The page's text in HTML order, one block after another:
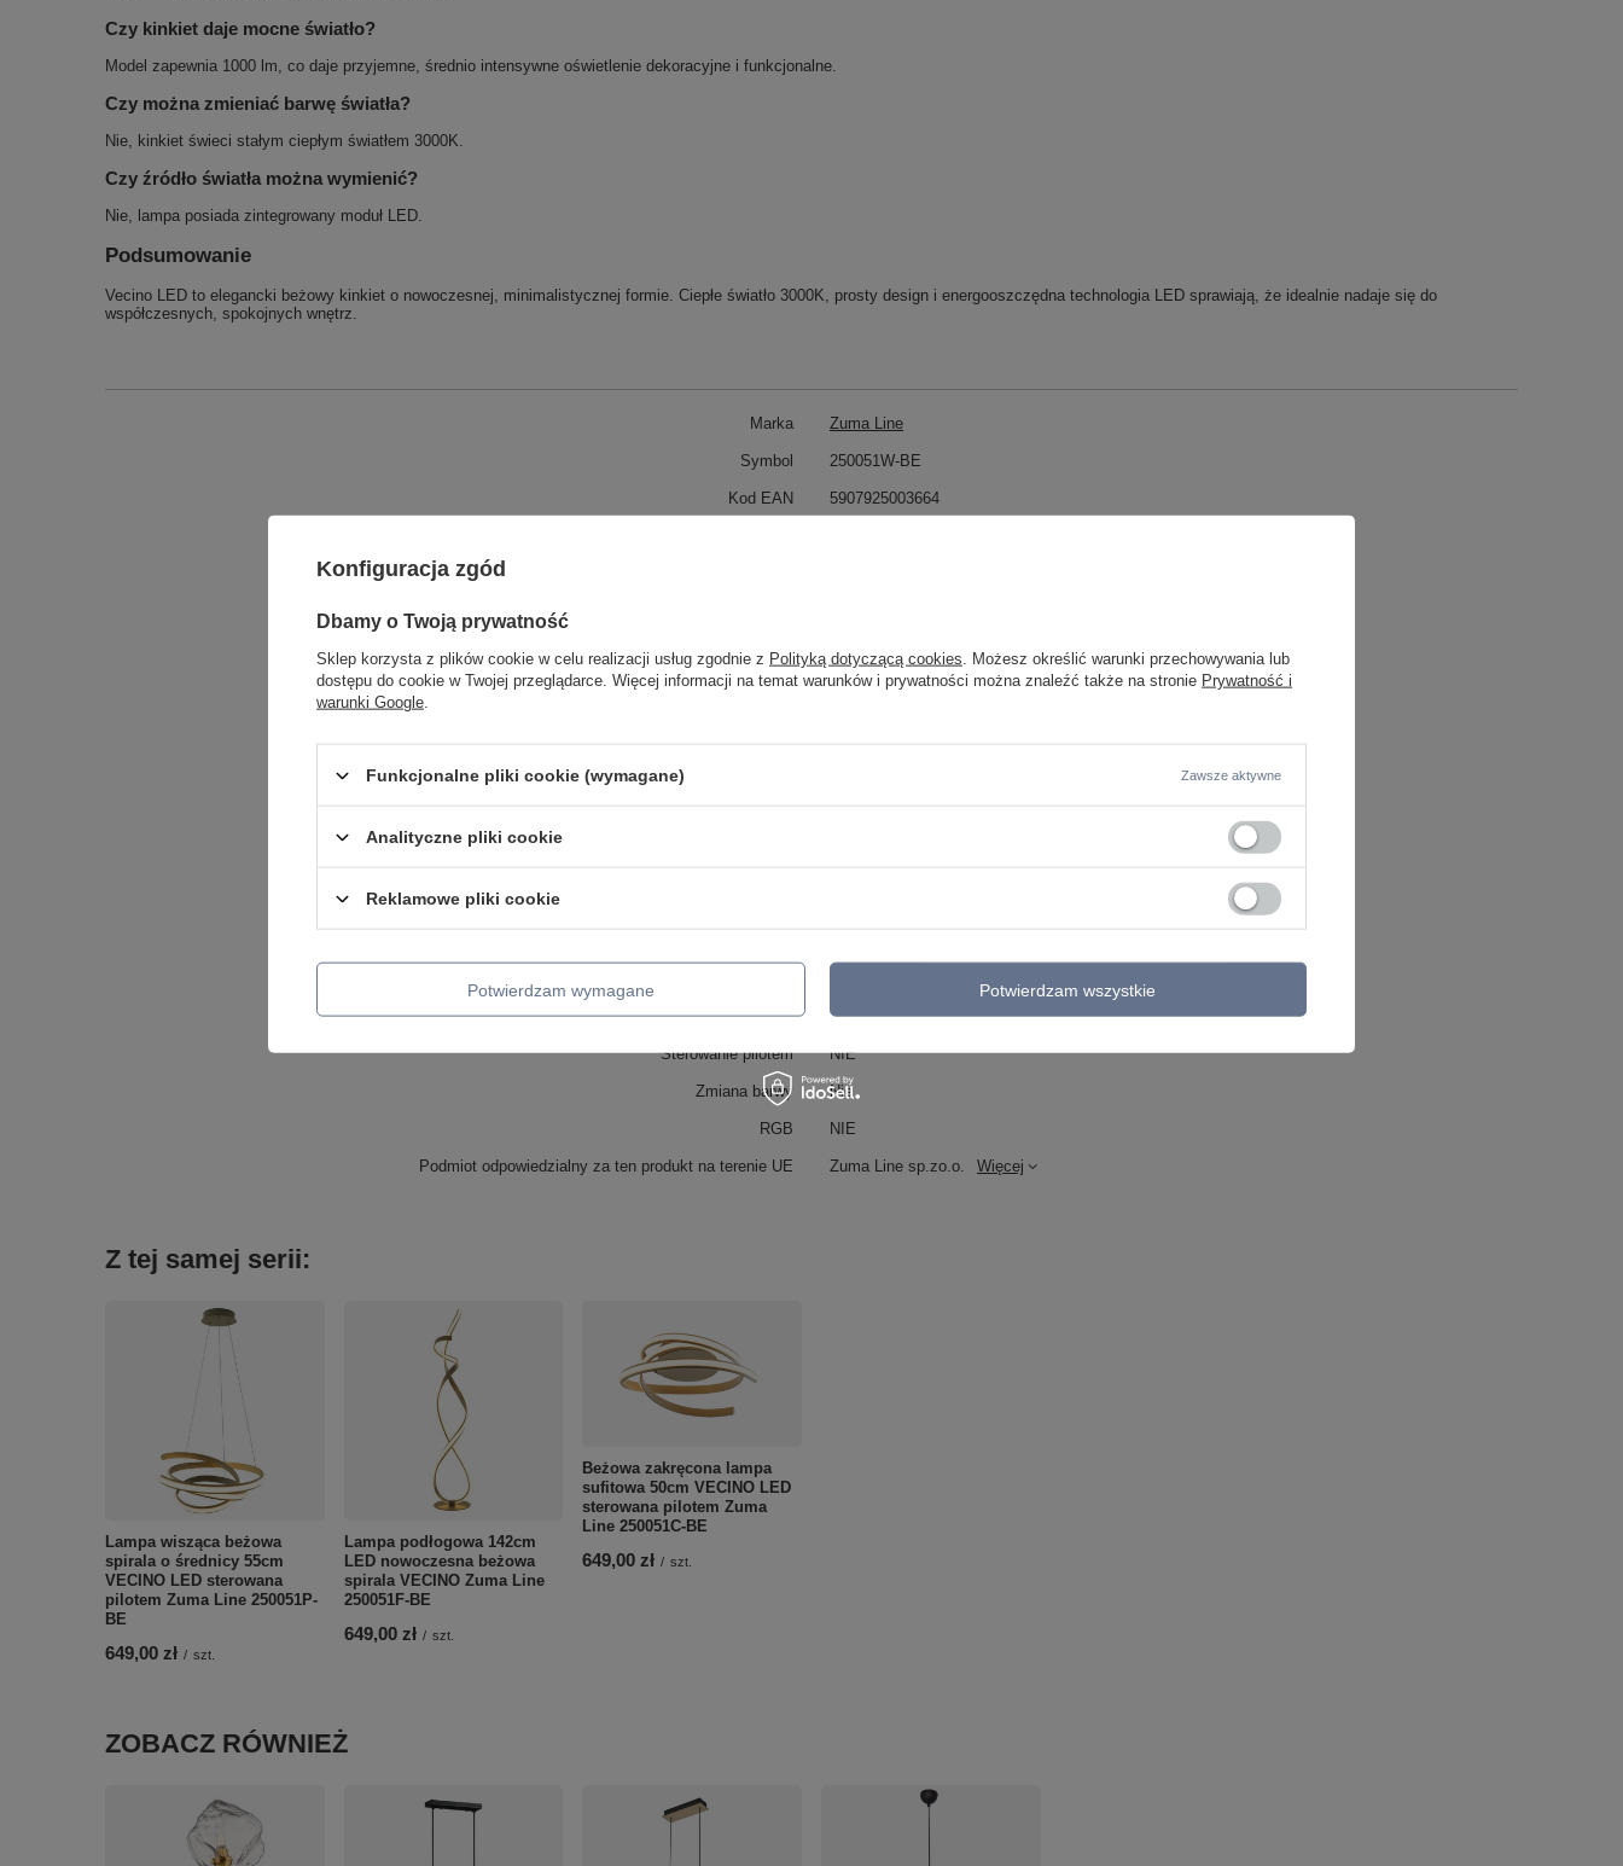
Czy kinkiet daje mocne światło?
Model zapewnia 1000 lm, co daje przyjemne, średnio intensywne oświetlenie dekoracyjne i funkcjonalne.
Czy można zmieniać barwę światła?
Nie, kinkiet świeci stałym ciepłym światłem 3000K.
Czy źródło światła można wymienić?
Nie, lampa posiada zintegrowany moduł LED.
Podsumowanie
Vecino LED to elegancki beżowy kinkiet o nowoczesnej, minimalistycznej formie. Ciepłe światło 3000K, prosty design i energooszczędna technologia LED sprawiają, że idealnie nadaje się do
współczesnych, spokojnych wnętrz.
Marka Zuma Line
Podmiot odpowiedzialny za ten produkt na terenie UE Zuma Line sp.zo.o. Więcej
Symbol 250051W-BE
Kod EAN 5907925003664
Ilość źródeł światła 1
Klasa IP IP20
Sterowanie pilotem NIE
Zmiana barwy Nie
RGB NIE
Z tej samej serii:
Lampa wisząca beżowa
spirala o średnicy 55cm
VECINO LED sterowana
pilotem Zuma Line 250051P-
BE
649,00 zł / szt.
Lampa podłogowa 142cm
LED nowoczesna beżowa
spirala VECINO Zuma Line
250051F-BE
649,00 zł / szt.
Beżowa zakręcona lampa
sufitowa 50cm VECINO LED
sterowana pilotem Zuma
Line 250051C-BE
649,00 zł / szt.
ZOBACZ RÓWNIEŻ
Konfiguracja zgód
Dbamy o Twoją prywatność
Sklep korzysta z plików cookie w celu realizacji usług zgodnie z Polityką dotyczącą cookies . Możesz określić warunki przechowywania lub
dostępu do cookie w Twojej przeglądarce. Więcej informacji na temat warunków i prywatności można znaleźć także na stronie Prywatność i
warunki Google
Funkcjonalne pliki cookie (wymagane) Zawsze aktywne
Analityczne pliki cookie
Reklamowe pliki cookie
Potwierdzam wymagane Potwierdzam wszystkie